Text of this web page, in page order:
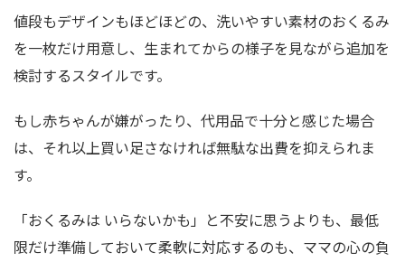
値段もデザインもほどほどの、洗いやすい素材のおくるみ
を一枚だけ用意し、生まれてからの様子を見ながら追加を
検討するスタイルです。
もし赤ちゃんが嫌がったり、代用品で十分と感じた場合
は、それ以上買い足さなければ無駄な出費を抑えられま
す。
「おくるみは いらないかも」と不安に思うよりも、最低
限だけ準備しておいて柔軟に対応するのも、ママの心の負